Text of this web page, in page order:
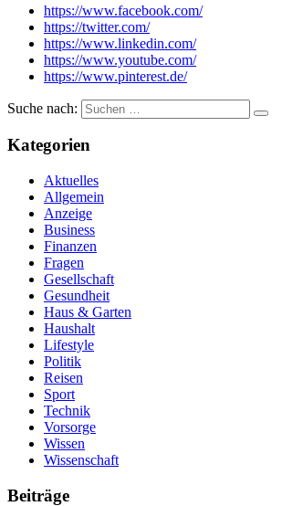
https://www.facebook.com/
https://twitter.com/
https://www.linkedin.com/
https://www.youtube.com/
https://www.pinterest.de/
Suche nach:
Kategorien
Aktuelles
Allgemein
Anzeige
Business
Finanzen
Fragen
Gesellschaft
Gesundheit
Haus & Garten
Haushalt
Lifestyle
Politik
Reisen
Sport
Technik
Vorsorge
Wissen
Wissenschaft
Beiträge